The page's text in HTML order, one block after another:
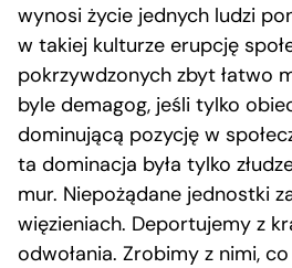
wynosi życie jednych ludzi
w takiej kulturze erupcję
pokrzywdzonych zbyt łatwo
byle demagog, jeśli tylko
dominującą pozycję w
ta dominacja była tylko
mur. Niepożądane jednostki
więzieniach. Deportujemy z
odwołania. Zrobimy z nimi,